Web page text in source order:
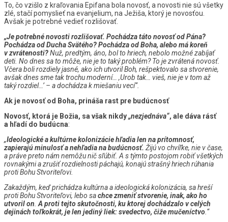
To, čo vzišlo z kraľovania Epifana bola novosť, a novosti nie sú všetky
zlé, stačí pomyslieť na evanjelium, na Ježiša, ktorý je novosťou.
Avšak je potrebné vedieť rozlišovať.
„Je potrebné novosti rozlišovať. Pochádza táto novosť od Pána?
Pochádza od Ducha Svätého? Pochádza od Boha, alebo má koreň
v zvrátenosti?Nuž, predtým, áno, bol to hriech, nebolo možné zabíjať
deti. No dnes sa to môže, nie je to taký problém? To je zvrátená novosť.
Včera boli rozdiely jasné, ako ich utvoril Boh, rešpektovalo sa stvorenie,
avšak dnes sme tak trochu moderní… ,Urob tak… vieš, nie je v tom až
taký rozdiel…’ – a dochádza k miešaniu vecí“.
Ak je novosť od Boha, prináša rast pre budúcnosť
Novosť, ktorá je Božia, sa však nikdy„nezjednáva“, ale dáva rásť
a hľadí do budúcna:
„Ideologické a kultúrne kolonizácie hľadia len na prítomnosť,
zapierajú minulosť a nehľadia na budúcnosť. Žijú vo chvíľke, nie v čase,
a práve preto nám nemôžu nič sľúbiť. A s týmto postojom robiť všetkých
rovnakými a zrušiť rozdielnosti páchajú, konajú strašný hriech rúhania
proti Bohu Stvoriteľovi.
Zakaždým, keď prichádza kultúrna a ideologická kolonizácia, sa hreší
proti Bohu Stvoriteľovi, lebo sachce zmeniť stvorenie, inak, ako ho
utvoril on A proti tejto skutočnosti, ku ktorej dochádzalo v celých
dejinách toľkokrát, je len jediný liek: svedectvo, čiže mučeníctvo .“